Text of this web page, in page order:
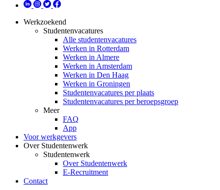
Werkzoekend
Studentenvacatures
Alle studentenvacatures
Werken in Rotterdam
Werken in Almere
Werken in Amsterdam
Werken in Den Haag
Werken in Groningen
Studentenvacatures per plaats
Studentenvacatures per beroepsgroep
Meer
FAQ
App
Voor werkgevers
Over Studentenwerk
Studentenwerk
Over Studentenwerk
E-Recruitment
Contact